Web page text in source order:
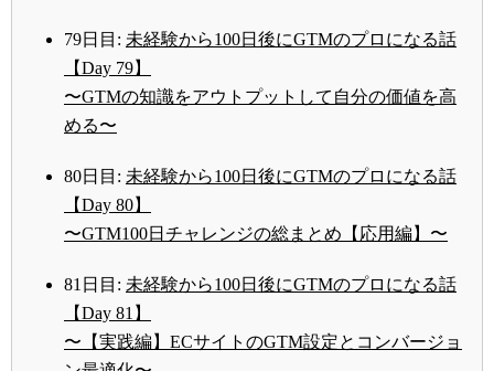
79日目: 未経験から100日後にGTMのプロになる話
【Day 79】
〜GTMの知識をアウトプットして自分の価値を高
める〜
80日目: 未経験から100日後にGTMのプロになる話
【Day 80】
〜GTM100日チャレンジの総まとめ【応用編】〜
81日目: 未経験から100日後にGTMのプロになる話
【Day 81】
〜【実践編】ECサイトのGTM設定とコンバージョ